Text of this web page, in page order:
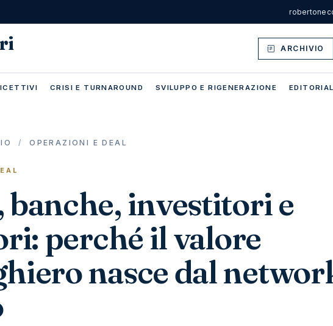
ARCHIVIO
CRISI E TURNAROUND SVILUPPO E RIGENERAZIONE
/ OPERAZIONI E DEAL
banche, investitori e
perché il valore
nasce dal